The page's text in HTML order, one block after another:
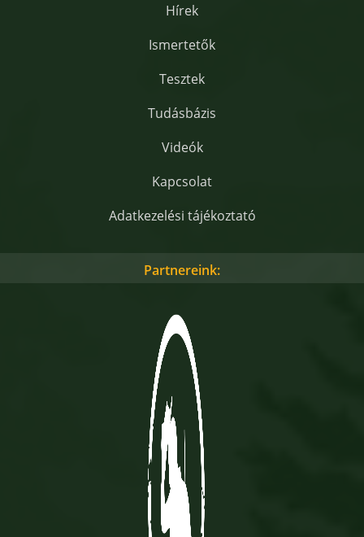
Hírek
Ismertetők
Tesztek
Tudásbázis
Videók
Kapcsolat
Adatkezelési tájékoztató
Partnereink: